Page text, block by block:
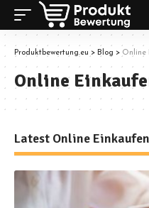
Produktbewertung.eu > Blog > Online
Online
Latest Online